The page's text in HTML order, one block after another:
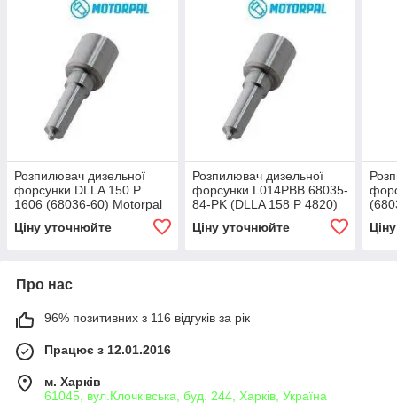
Розпилювач дизельної
форсунки DLLA 150 P
1606 (68036-60) Motorpal
GM, OPEL, VM MOTORI,
DAEWOO, VAUXHALL
Ціну уточнюйте
Розпилювач дизельної
форсунки L014PBB 68035-
84-PK (DLLA 158 P 4820)
Ціну уточнюйте
Про нас
96% позитивних з 116 відгуків за рік
Працює з 12.01.2016
м. Харків
61045, вул.Клочківська, буд. 244, Харків, Україна